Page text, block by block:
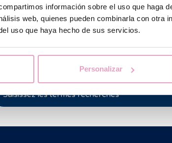
información sobre el uso que haga
web, quienes pueden combinarla con otra
uso que haya hecho de sus servicios.
Personalizar
aidons à trouver les réponses